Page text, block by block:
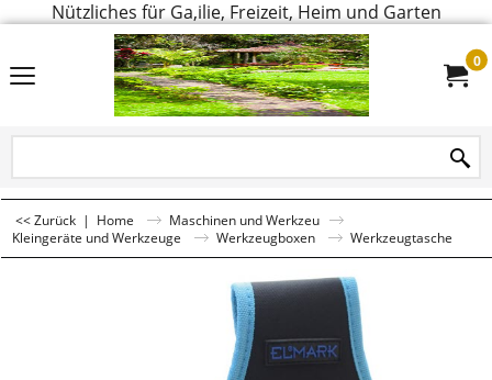
Nützliches für Ga,ilie, Freizeit, Heim und Garten
0
<< Zurück | Home
Maschinen und Werkzeu
Kleingeräte und Werkzeuge
Werkzeugboxen Werkzeugtasche